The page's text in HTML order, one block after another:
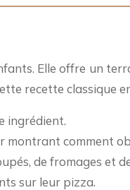
Elle offre un
recette classique
ingrédient.
montrant comment
de fromages et
sur leur pizza.